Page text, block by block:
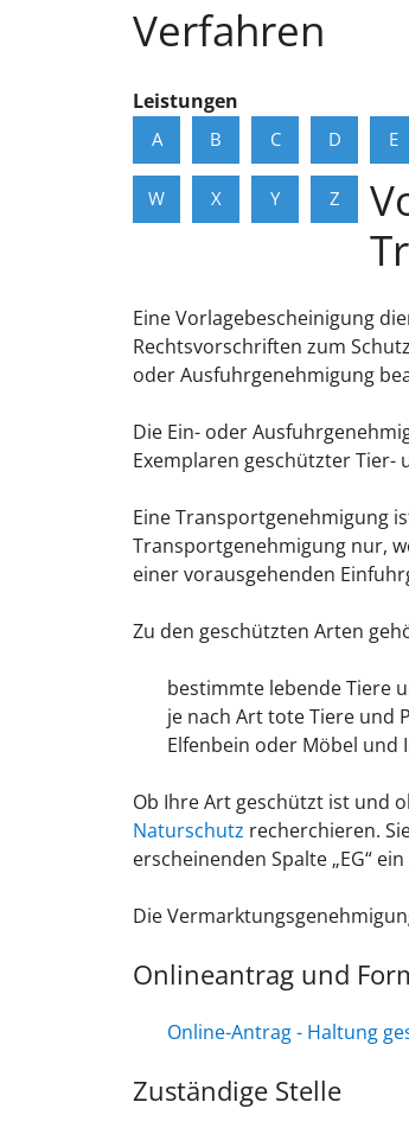
Verfahren
Leistungen
A B C D E
W X Y Z
Eine Vorlagebescheinigung
Rechtsvorschriften zum
oder Ausfuhrgenehmigung
Die Ein- oder
Exemplaren geschützter Tier-
Eine Transportgenehmigung
Transportgenehmigung nur,
einer vorausgehenden
Zu den geschützten Arten
bestimmte lebende Tiere
je nach Art tote Tiere und
Elfenbein oder Möbel
Ob Ihre Art geschützt ist und
Naturschutz recherchieren.
erscheinenden Spalte „EG“
Die
Onlineantrag und
Online-Antrag - Haltung
Zuständige Stelle